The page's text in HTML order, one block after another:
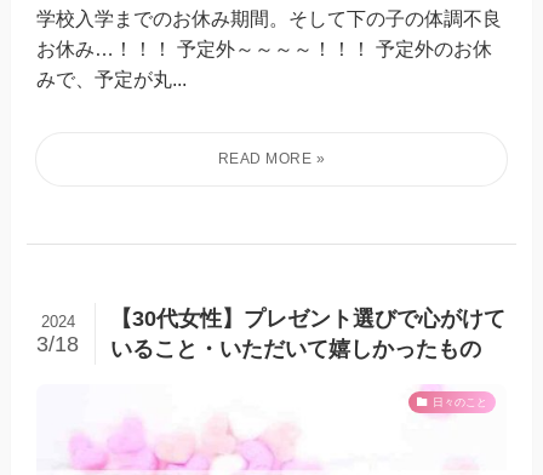
学校入学までのお休み期間。そして下の子の体調不良
お休み…！！！ 予定外～～～～！！！ 予定外のお休
みで、予定が丸...
【30代女性】プレゼント選びで心がけて
いること・いただいて嬉しかったもの
2024
3/18
日々のこと